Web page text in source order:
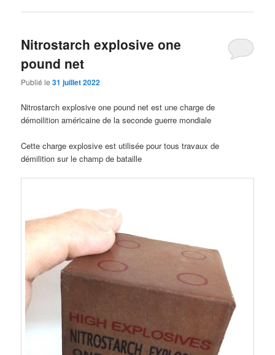
Nitrostarch explosive one
pound net
Publié le31 juillet 2022
Nitrostarch explosive one pound net est une charge de
démoilition américaine de la seconde guerre mondiale
Cette charge explosive est utilisée pour tous travaux de
démilition sur le champ de bataille